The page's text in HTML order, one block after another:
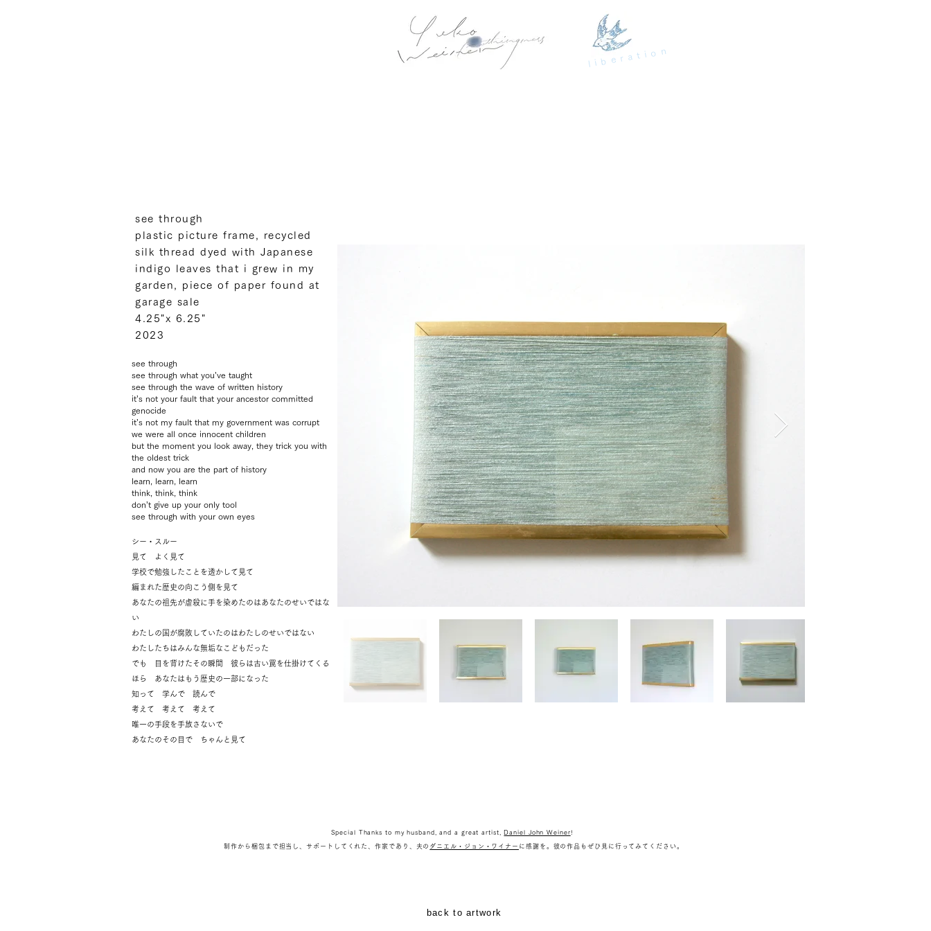
liberation
see through
plastic picture frame, recycled
silk thread dyed with Japanese
indigo leaves that i grew in my
garden, piece of paper found at
garage sale
4.25"x 6.25"
2023
see through
see through what you’ve taught
see through the wave of written history
it’s not your fault that your ancestor committed
genocide
it’s not my fault that my government was corrupt
we were all once innocent children
but the moment you look away, they trick you with
the oldest trick
and now you are the part of history
learn, learn, learn
think, think, think
don’t give up your only tool
see through with your own eyes
シー・スルー
見て よく見て
学校で勉強したことを透かして見て
編まれた歴史の向こう側 を 見て
あなたの祖先が虐殺に手を染めたのはあなたのせいではな
い
わたしの国が腐敗していたのはわたしのせいではない
わたしたちはみんな無垢なこどもだった
でも 目を背けたその瞬間 彼らは古い罠を仕掛けてくる
ほら あなたはもう歴史の一部になった
知って 学んで 読んで
考えて 考えて 考えて
唯一の手段を手放さないで
あなたのその目で ちゃんと見 て
Special Thanks to my husband, and a great artist, Daniel John Weiner !
制作から梱包まで担当し、サポートしてくれた、作家であり、夫の ダニエル・ジョン・ワイナー に感謝を。彼の作品もぜひ見に行ってみてください。
back to artwork